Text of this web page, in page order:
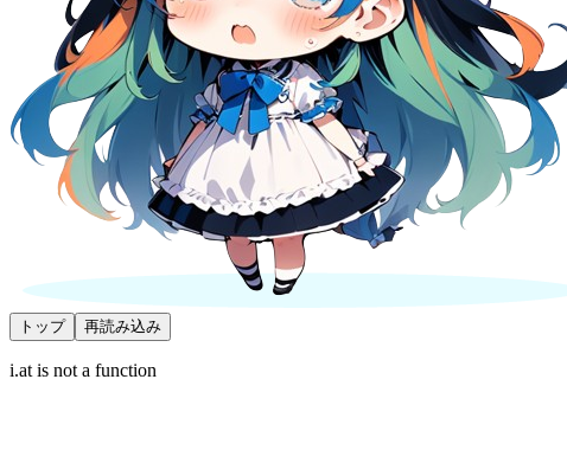
トップ 再読み込み
i.at is not a function